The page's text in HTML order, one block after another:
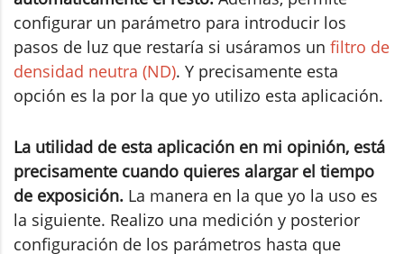
configurar un parámetro para introducir los
pasos de luz que restaría si usáramos un filtro de
densidad neutra (ND). Y precisamente esta
opción es la por la que yo utilizo esta aplicación.
La utilidad de esta aplicación en mi opinión, está
precisamente cuando quieres alargar el tiempo
de exposición. La manera en la que yo la uso es
la siguiente. Realizo una medición y posterior
configuración de los parámetros hasta que